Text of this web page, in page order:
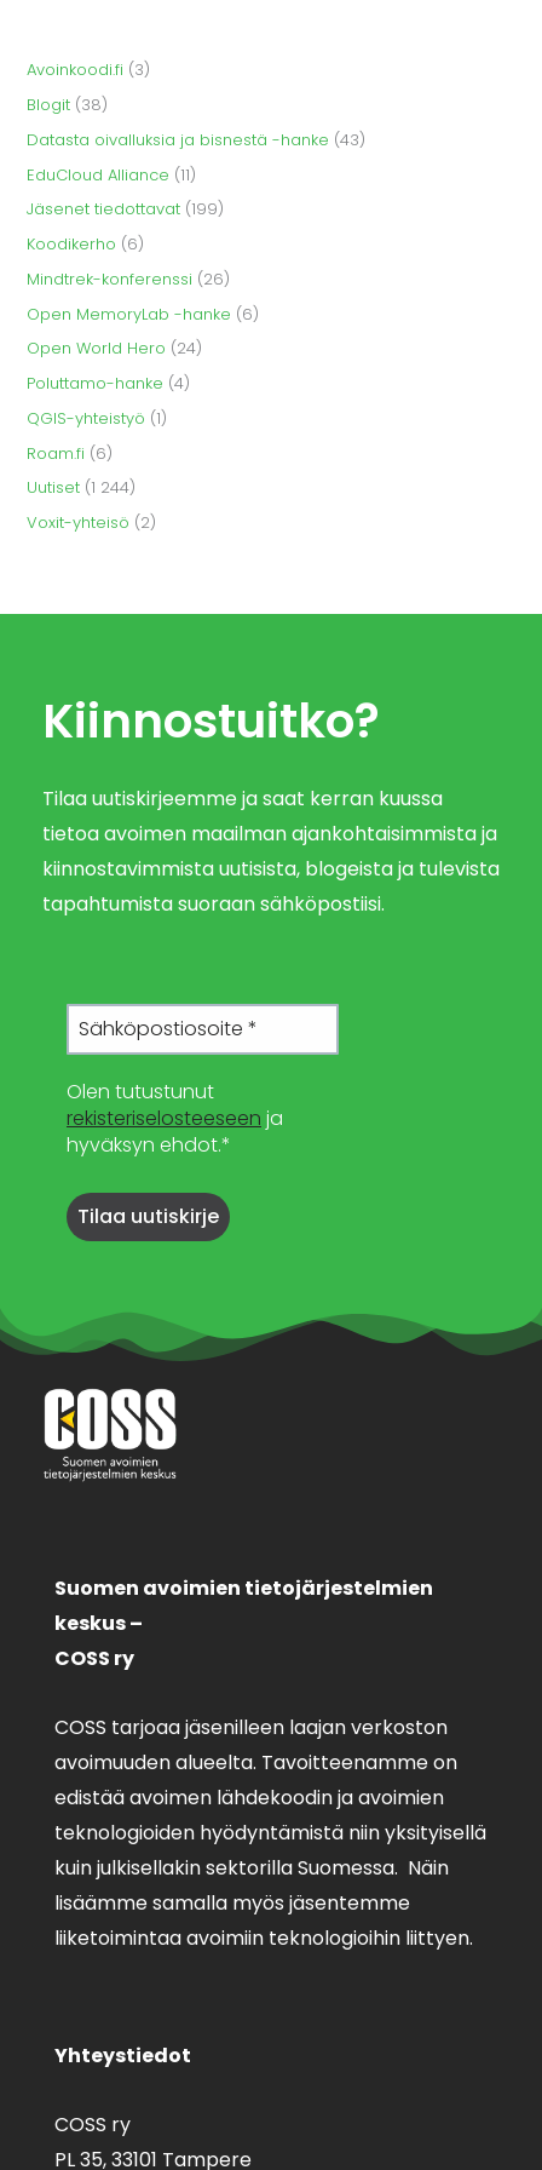
Avoinkoodi.fi (3)
Blogit (38)
Datasta oivalluksia ja bisnestä -hanke (43)
EduCloud Alliance (11)
Jäsenet tiedottavat (199)
Koodikerho (6)
Mindtrek-konferenssi (26)
Open MemoryLab -hanke (6)
Open World Hero (24)
Poluttamo-hanke (4)
QGIS-yhteistyö (1)
Roam.fi (6)
Uutiset (1 244)
Voxit-yhteisö (2)
Kiinnostuitko?
Tilaa uutiskirjeemme ja saat kerran kuussa
tietoa avoimen maailman ajankohtaisimmista ja
kiinnostavimmista uutisista, blogeista ja tulevista
tapahtumista suoraan sähköpostiisi.
Olen tutustunut
rekisteriselosteeseen ja
hyväksyn ehdot.*
Suomen avoimien tietojärjestelmien
keskus –
COSS ry
COSS tarjoaa jäsenilleen laajan verkoston
avoimuuden alueelta. Tavoitteenamme on
edistää avoimen lähdekoodin ja avoimien
teknologioiden hyödyntämistä niin yksityisellä
kuin julkisellakin sektorilla Suomessa. Näin
lisäämme samalla myös jäsentemme
liiketoimintaa avoimiin teknologioihin liittyen.
Yhteystiedot
COSS ry
PL 35,33101 Tampere